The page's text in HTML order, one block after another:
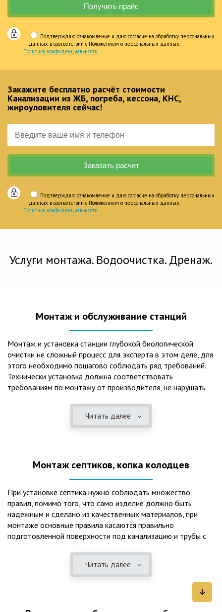
Подтверждаю ознакомление и даю согласие на обработку персональных
данных в соответствии с Положением о персональных данных.
Политика конфиденциальности
Закажите бесплатно расчёт стоимости
Канализации из ЖБ, погреба, кессона, КНС,
жироуловителя сейчас!
Подтверждаю ознакомление и даю согласие на обработку персональных
данных в соответствии с Положением о персональных данных.
Политика конфиденциальности
Услуги монтажа. Водоочистка. Дренаж.
Монтаж и обслуживание станций
Монтаж и установка станции глубокой биологической
очистки не сложный процесс для эксперта в этом деле, для
этого необходимо пошагово соблюдать ряд требований.
Технически установка должна соответствовать
требованиям по монтажу от производителя, не нарушать
представления о требованиях ПУЭ, ведь не качественный
монтаж может привезти не только к выходу из строя
вод – самый эффективный способ из всех существующих
оборудования вода может применяться для хозяйственных
нужд и полива огорода, а остатки ила при чистке могут
стать эффективным удобрением. Нет необходимости
тратить средства на ассенизаторскую машину. Системы
монтируются при минимуме земляных работ, без грязи и
заезда крупной техники, даже при очень высоком уровне
грунтовых вод. Служат до 50 и более лет при уникальной
необходимо удалять ил, самостоятельно или с помощью
Читать далее
Монтаж септиков, копка колодцев
При установке септика нужно соблюдать множество
правил, помимо того, что само изделие должно быть
надежным и сделано из качественных материалов, при
монтаже основные правила касаются правильно
подготовленной поверхности под канализацию и трубы с
Мы установим Вам емкости для фильтрации и отстаивания
сточных вод по технологиям, не приводящим к загрязнению
Читать далее